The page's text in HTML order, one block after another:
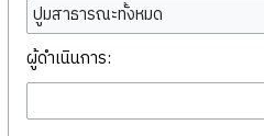
ปูมสาธารณะทั้งหมด
ผู้ดำเนินการ: